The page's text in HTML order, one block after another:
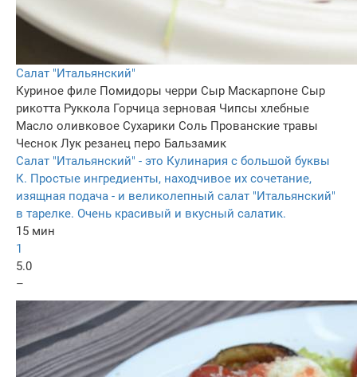
Салат "Итальянский"
Куриное филе Помидоры черри Сыр Маскарпоне Сыр
рикотта Руккола Горчица зерновая Чипсы хлебные
Масло оливковое Сухарики Соль Прованские травы
Чеснок Лук резанец перо Бальзамик
Салат "Итальянский" - это Кулинария с большой буквы
К. Простые ингредиенты, находчивое их сочетание,
изящная подача - и великолепный салат "Итальянский"
в тарелке. Очень красивый и вкусный салатик.
15 мин
1
5.0
–